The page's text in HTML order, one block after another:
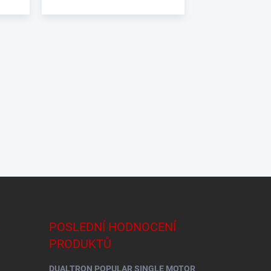
POSLEDNÍ HODNOCENÍ
PRODUKTŮ
DUALTRON POPULAR SINGLE MOTOR